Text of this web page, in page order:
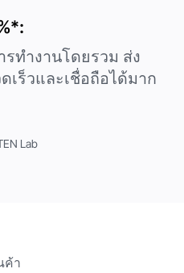
ทำงานโดยรวม ส่ง
เร็วและเชื่อถือได้มาก
Lab
ค้า